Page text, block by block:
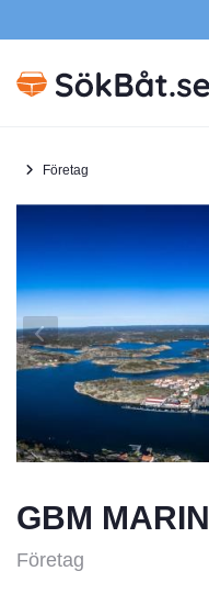
Företag
GBM MARIN
Företag